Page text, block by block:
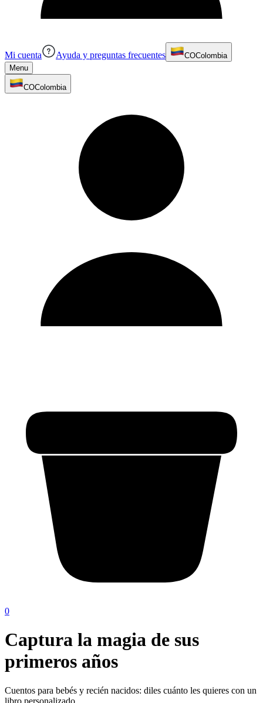
Mi cuenta Ayuda y preguntas frecuentes COColombia
Menu
COColombia
0
Captura la magia de sus
primeros años
Cuentos para bebés y recién nacidos: diles cuánto les quieres con un
libro personalizado